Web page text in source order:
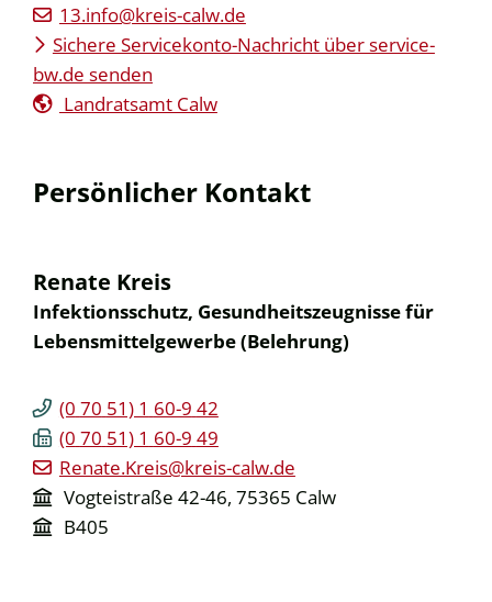
13.info@kreis-calw.de
Sichere Servicekonto-Nachricht über service-
bw.de senden
Landratsamt Calw
Persönlicher Kontakt
Renate Kreis
Infektionsschutz, Gesundheitszeugnisse für
Lebensmittelgewerbe (Belehrung)
(0 70 51) 1 60-9 42
(0 70 51) 1 60-9 49
Renate.Kreis@kreis-calw.de
Vogteistraße 42-46, 75365 Calw
B405